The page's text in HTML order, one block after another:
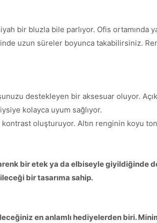
bir bluzla bile parlıyor. Ofis ortamında
uzun süreler boyunca takabilirsiniz.
destekleyen bir aksesuar oluyor.
kolayca uyum sağlıyor.
oluşturuyor. Altın renginin koyu
bir etek ya da elbiseyle giyildiğinde
bir tasarıma sahip.
en anlamlı hediyelerden biri.